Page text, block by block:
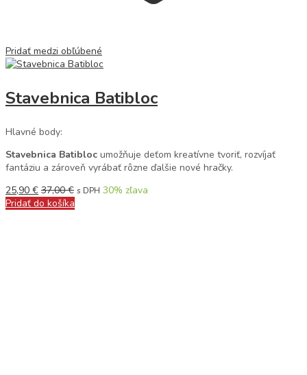
Pridať medzi obľúbené
Stavebnica Batibloc
Hlavné body:
Stavebnica Batibloc umožňuje deťom kreatívne tvoriť, rozvíjať
fantáziu a zároveň vyrábať rôzne ďalšie nové hračky.
25,90 € 37,00€ s DPH 30% zľava
Pridať do košíka